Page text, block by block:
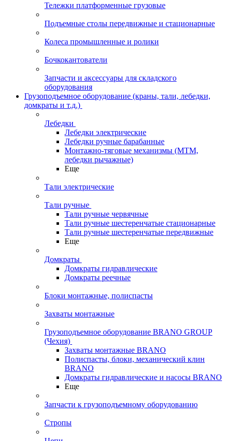
Тележки платформенные грузовые
Подъемные столы передвижные и стационарные
Колеса промышленные и ролики
Бочкокантователи
Запчасти и аксессуары для складского
оборудования
Грузоподъемное оборудование (краны, тали, лебедки,
домкраты и т.д.)
Лебедки
Лебедки электрические
Лебедки ручные барабанные
Монтажно-тяговые механизмы (МТМ,
лебедки рычажные)
Еще
Тали электрические
Тали ручные
Тали ручные червячные
Тали ручные шестеренчатые стационарные
Тали ручные шестеренчатые передвижные
Еще
Домкраты
Домкраты гидравлические
Домкраты реечные
Блоки монтажные, полиспасты
Захваты монтажные
Грузоподъемное оборудование BRANO GROUP
(Чехия)
Захваты монтажные BRANO
Полиспасты, блоки, механический клин
BRANO
Домкраты гидравлические и насосы BRANO
Еще
Запчасти к грузоподъемному оборудованию
Стропы